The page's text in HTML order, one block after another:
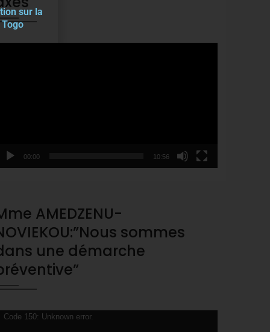
00:00 10:56
AMEDZENU-
sommes
une démarche
Video
Code 150: Unknown error.
sur la